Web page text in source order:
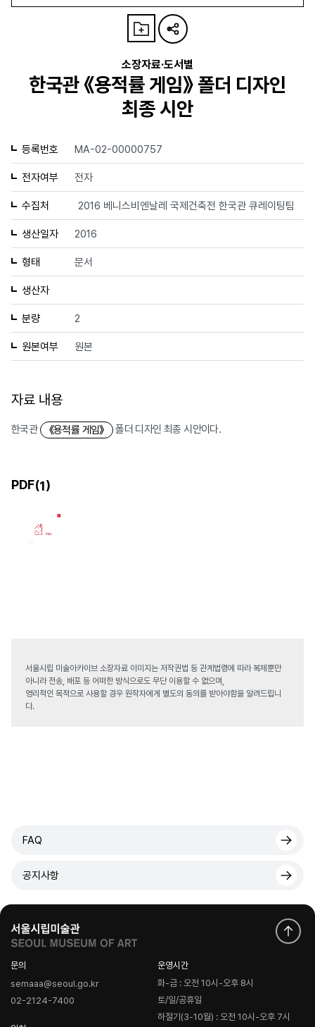
소장자료·도서별
한국관 《용적률 게임》 폴더 디자인
최종 시안
등록번호 MA-02-00000757
전자여부 전자
수집처 2016 베니스비엔날레 국제건축전 한국관 큐레이팅팀
생산일자 2016
형태 문서
생산자
분량 2
원본여부 원본
자료 내용
한국관 《용적률 게임》 폴더 디자인 최종 시안이다.
PDF(1)
서울시립 미술아카이브 소장자료 이미지는 저작권법 등 관계법령에 따라 복제뿐만
아니라 전송, 배포 등 어떠한 방식으로도 무단 이용할 수 없으며,
영리적인 목적으로 사용할 경우 원작자에게 별도의 동의를 받아야함을 알려드립니
다.
FAQ
공지사항
문의
semaaa@seoul.go.kr
02-2124-7400
운영시간
화-금 : 오전 10시-오후 8시
토/일/공휴일
하절기(3-10월) : 오전 10시-오후 7시